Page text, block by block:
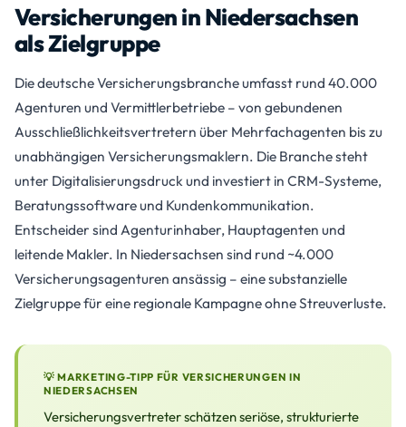
Versicherungen in Niedersachsen
als Zielgruppe
Die deutsche Versicherungsbranche umfasst rund 40.000
Agenturen und Vermittlerbetriebe – von gebundenen
Ausschließlichkeitsvertretern über Mehrfachagenten bis zu
unabhängigen Versicherungsmaklern. Die Branche steht
unter Digitalisierungsdruck und investiert in CRM-Systeme,
Beratungssoftware und Kundenkommunikation.
Entscheider sind Agenturinhaber, Hauptagenten und
leitende Makler. In Niedersachsen sind rund ~4.000
Versicherungsagenturen ansässig – eine substanzielle
Zielgruppe für eine regionale Kampagne ohne Streuverluste.
💡 MARKETING-TIPP FÜR VERSICHERUNGEN IN
NIEDERSACHSEN
Versicherungsvertreter schätzen seriöse, strukturierte